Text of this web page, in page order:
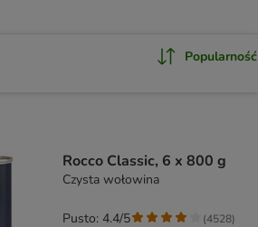
Popularność
Rocco Classic, 6 x 800 g
Czysta wołowina
Pusto: 4.4/5 (4528)